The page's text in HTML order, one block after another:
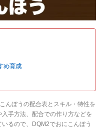
め育成
んぼうの配合表とスキル・特性を
手方法、配合での作り方などを
るので、DQM2でおにこんぼう